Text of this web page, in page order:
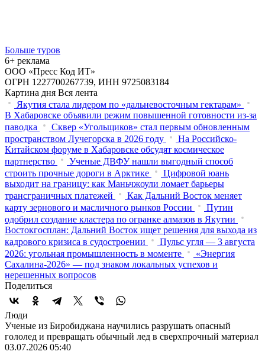
Больше туров
6+ реклама
ООО «Пресс Код ИТ»
ОГРН 1227700267739, ИНН 9725083184
Картина дня Вся лента
Якутия стала лидером по «дальневосточным гектарам»
В Хабаровске объявили режим повышенной готовности из‑за
паводка
Сквер «Угольщиков» стал первым обновленным
пространством Лучегорска в 2026 году
На Российско-
Китайском форуме в Хабаровске обсудят космическое
партнерство
Ученые ДВФУ нашли выгодный способ
строить прочные дороги в Арктике
Цифровой юань
выходит на границу: как Маньчжоули ломает барьеры
трансграничных платежей
Как Дальний Восток меняет
карту зернового и масличного рынков России
Путин
одобрил создание кластера по огранке алмазов в Якутии
Востокгосплан: Дальний Восток ищет решения для выхода из
кадрового кризиса в судостроении
Пульс угля — 3 августа
2026: угольная промышленность в моменте
«Энергия
Сахалина-2026» — под знаком локальных успехов и
нерешенных вопросов
Поделиться
Люди
Ученые из Биробиджана научились разрушать опасный
гололед и превращать обычный лед в сверхпрочный материал
03.07.2026 05:40